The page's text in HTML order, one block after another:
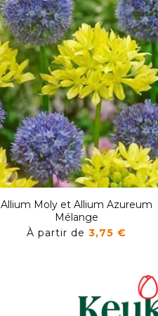
Allium Moly et Allium Azureum
Mélange
À partir de3,75 €